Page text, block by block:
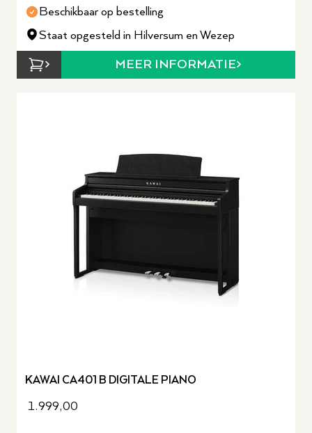
Beschikbaar op bestelling
Staat opgesteld in Hilversum en Wezep
MEER INFORMATIE
KAWAI CA401 B DIGITALE PIANO
1.999,00